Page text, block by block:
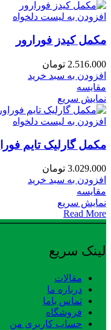
افزودن به لیست دلخواه
مکمل کیدز فورارور
2.516.000 تومان
افزودن به سبد خرید
مقایسه
نمایش سریع
افزودن به لیست دلخواه
مکمل گارلیک تایم
3.029.000 تومان
افزودن به سبد خرید
مقایسه
نمایش سریع
Read More
لینک سریع
مقالات
درباره ما
تماس باما
فروشگاه
حساب کاربری من